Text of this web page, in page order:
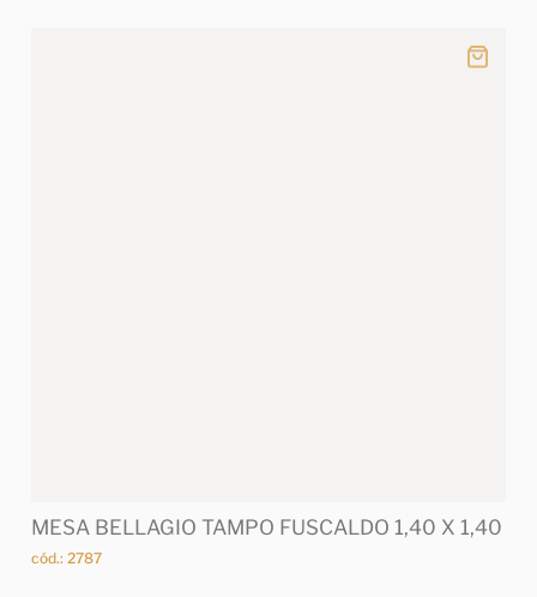
MESA BELLAGIO TAMPO FUSCALDO 1,40 X 1,40
cód.: 2787